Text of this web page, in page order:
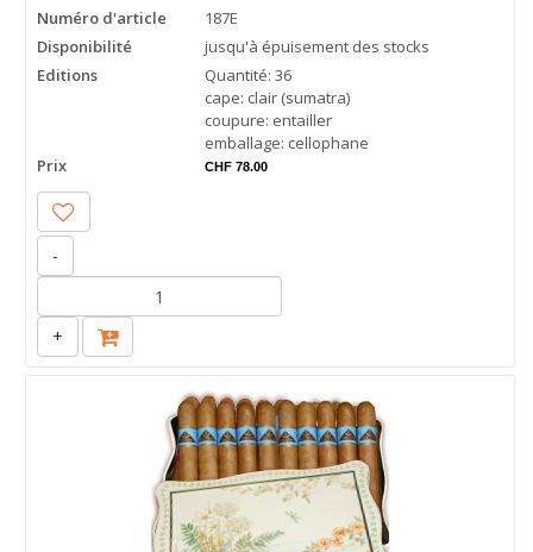
Numéro d'article
187E
Disponibilité
jusqu'à épuisement des stocks
Editions
Quantité: 36
cape: clair (sumatra)
coupure: entailler
emballage: cellophane
Prix
CHF 78.00
-
+